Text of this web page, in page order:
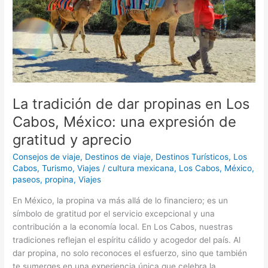
La tradición de dar propinas en Los
Cabos, México: una expresión de
gratitud y aprecio
Consejos de viaje, Destinos de viaje, Destinos Turísticos, Los
Cabos,Turismo,Viajes /cultura mexicana, Los Cabos, México,
paseos, propina,Viajes
En México, la propina va más allá de lo financiero; es un
símbolo de gratitud por el servicio excepcional y una
contribución a la economía local. En Los Cabos, nuestras
tradiciones reflejan el espíritu cálido y acogedor del país. Al
dar propina, no solo reconoces el esfuerzo, sino que también
Los
Cabos,
México:
una
expresión
de
gratitud
y
aprecio